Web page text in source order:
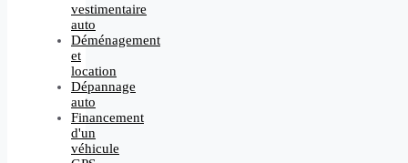
vestimentaire
auto
Déménagement
et
location
Dépannage
auto
Financement
d'un
véhicule